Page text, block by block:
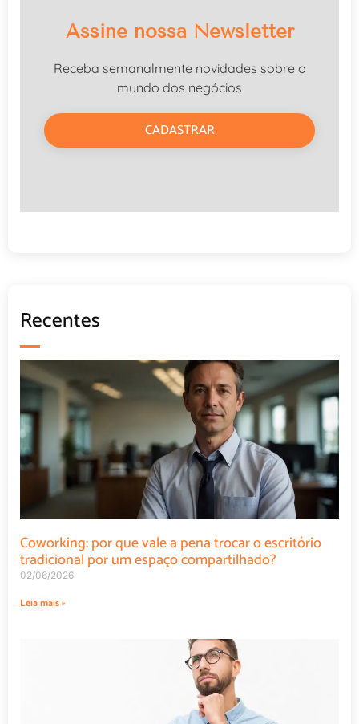
Assine nossa Newsletter
Receba semanalmente novidades sobre o
mundo dos negócios
CADASTRAR
Recentes
Coworking: por que vale a pena trocar o escritório
tradicional por um espaço compartilhado?
02/06/2026
Leia mais »